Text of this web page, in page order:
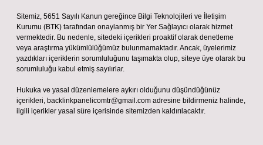
Sitemiz, 5651 Sayılı Kanun gereğince Bilgi Teknolojileri ve İletişim
Kurumu (BTK) tarafından onaylanmış bir Yer Sağlayıcı olarak hizmet
vermektedir. Bu nedenle, sitedeki içerikleri proaktif olarak denetleme
veya araştırma yükümlülüğümüz bulunmamaktadır. Ancak, üyelerimiz
yazdıkları içeriklerin sorumluluğunu taşımakta olup, siteye üye olarak bu
sorumluluğu kabul etmiş sayılırlar.
Hukuka ve yasal düzenlemelere aykırı olduğunu düşündüğünüz
içerikleri, backlinkpanelicomtr@gmail.com adresine bildirmeniz halinde,
ilgili içerikler yasal süre içerisinde sitemizden kaldırılacaktır.